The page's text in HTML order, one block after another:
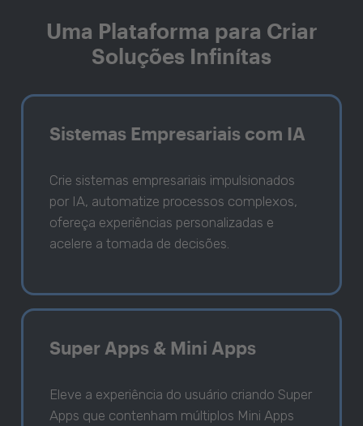
Uma Plataforma para Criar
Soluções Infinítas
Sistemas Empresariais com IA
Crie sistemas empresariais impulsionados
por IA, automatize processos complexos,
ofereça experiências personalizadas e
acelere a tomada de decisões.
Super Apps & Mini Apps
Eleve a experiência do usuário criando Super
Apps que contenham múltiplos Mini Apps